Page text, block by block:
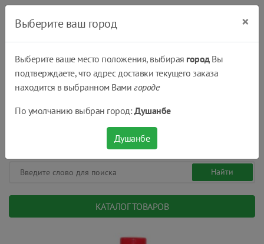
КАТАЛОГ ТОВАРОВ
Выберите ваш город ×
Выберите ваше место положения, выбирая городВы
подтверждаете, что адрес доставки текущего заказа
находится в выбранном Вамигороде
По умолчанию выбран город:Душанбе
Душанбе